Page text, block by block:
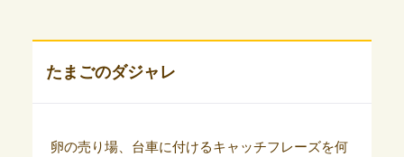
たまごのダジャレ
卵の売り場、台車に付けるキャッチフレーズを何